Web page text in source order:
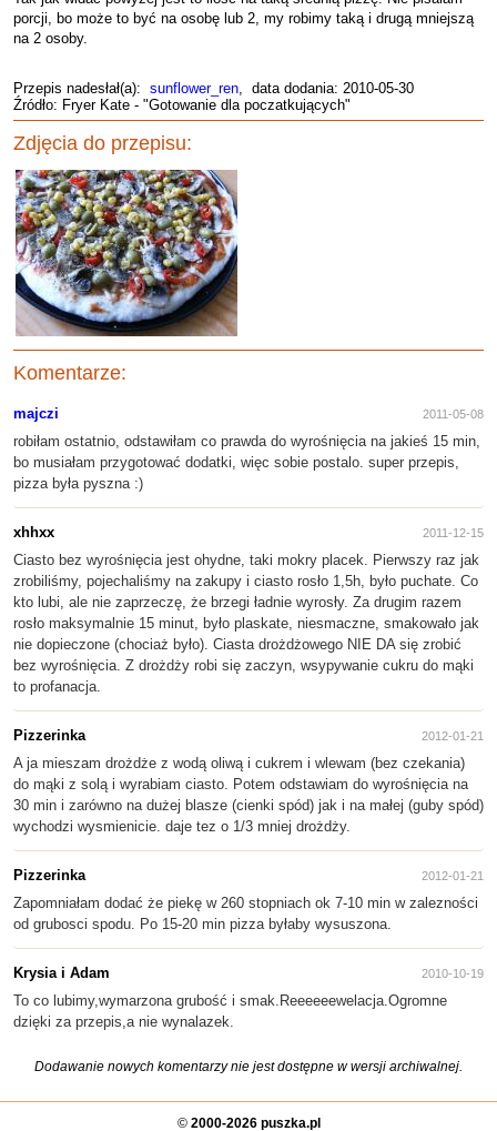
porcji, bo może to być na osobę lub 2, my robimy taką i drugą mniejszą
na 2 osoby.
Przepis nadesłał(a): sunflower_ren, data dodania: 2010-05-30
Źródło: Fryer Kate - "Gotowanie dla poczatkujących"
Zdjęcia do przepisu:
Komentarze:
majczi 2011-05-08
robiłam ostatnio, odstawiłam co prawda do wyrośnięcia na jakieś 15 min,
bo musiałam przygotować dodatki, więc sobie postalo. super przepis,
pizza była pyszna :)
xhhxx 2011-12-15
Ciasto bez wyrośnięcia jest ohydne, taki mokry placek. Pierwszy raz jak
zrobiliśmy, pojechaliśmy na zakupy i ciasto rosło 1,5h, było puchate. Co
kto lubi, ale nie zaprzeczę, że brzegi ładnie wyrosły. Za drugim razem
rosło maksymalnie 15 minut, było plaskate, niesmaczne, smakowało jak
nie dopieczone (chociaż było). Ciasta drożdżowego NIE DA się zrobić
bez wyrośnięcia. Z drożdży robi się zaczyn, wsypywanie cukru do mąki
to profanacja.
Pizzerinka 2012-01-21
A ja mieszam drożdże z wodą oliwą i cukrem i wlewam (bez czekania)
do mąki z solą i wyrabiam ciasto. Potem odstawiam do wyrośnięcia na
30 min i zarówno na dużej blasze (cienki spód) jak i na małej (guby spód)
wychodzi wysmienicie. daje tez o 1/3 mniej drożdży.
Pizzerinka 2012-01-21
Zapomniałam dodać że piekę w 260 stopniach ok 7-10 min w zalezności
od grubosci spodu. Po 15-20 min pizza byłaby wysuszona.
Krysia i Adam 2010-10-19
To co lubimy,wymarzona grubość i smak.Reeeeeewelacja.Ogromne
dzięki za przepis,a nie wynalazek.
Dodawanie nowych komentarzy nie jest dostępne w wersji archiwalnej.
© 2000-2026 puszka.pl